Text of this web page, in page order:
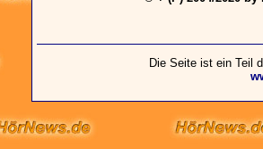
Die Seite ist ein Teil